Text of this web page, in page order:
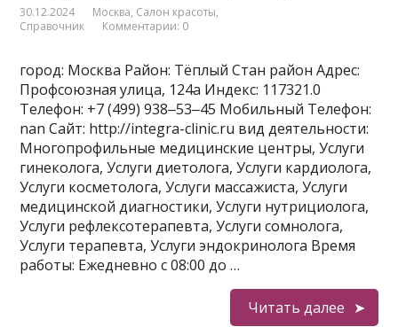
30.12.2024 Москва, Салон красоты,
Справочник
Комментарии: 0
город: Москва Район: Тёплый Стан район Адрес:
Профсоюзная улица, 124а Индекс: 117321.0
Телефон: +7 (499) 938‒53‒45 Мобильный Телефон:
nan Сайт: http://integra-clinic.ru вид деятельности:
Многопрофильные медицинские центры, Услуги
гинеколога, Услуги диетолога, Услуги кардиолога,
Услуги косметолога, Услуги массажиста, Услуги
медицинской диагностики, Услуги нутрициолога,
Услуги рефлексотерапевта, Услуги сомнолога,
Услуги терапевта, Услуги эндокринолога Время
работы: Ежедневно с 08:00 до …
Читать далее